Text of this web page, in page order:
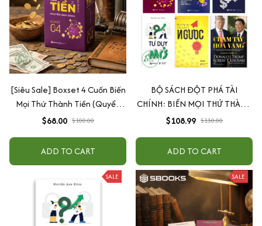
[Siêu Sale] Boxset 4 Cuốn Biến
Mọi Thứ Thành Tiền (Quyển
1+2+3+4)
$68.00 $100.00
ADD TO CART
BỘ SÁCH ĐỘT PHÁ TÀI
CHÍNH: BIẾN MỌI THỨ THÀNH
TIỀN + TƯ DUY NGƯỢC+ TƯ
CHẠM TAY HÓA VÀNG
$108.99 $130.00
ADD TO CART
SALE SALE